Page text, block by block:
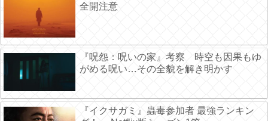
全開注意
『呪怨：呪いの家』考察 時空も因果もゆ
がめる呪い…その全貌を解き明かす
『イクサガミ』蟲毒参加者 最強ランキン